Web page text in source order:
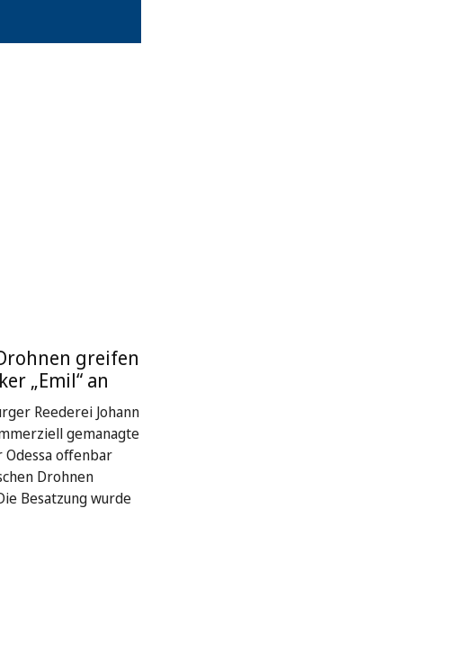
greifen
„Emil“ an
Reederei Johann
gemanagte
offenbar
Drohnen
Besatzung wurde